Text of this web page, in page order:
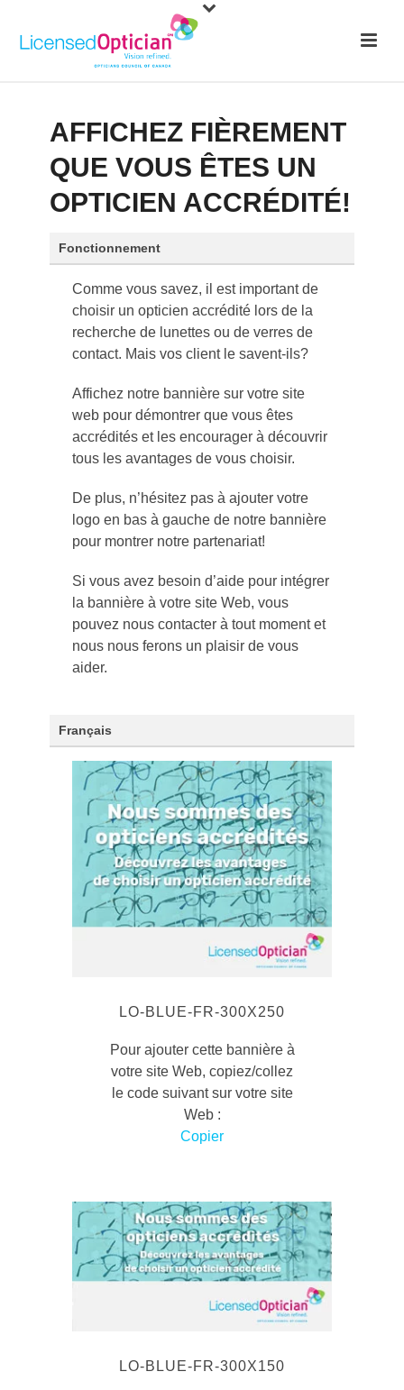
AFFICHEZ FIÈREMENT
QUE VOUS ÊTES UN
OPTICIEN ACCRÉDITÉ!
Fonctionnement
Comme vous savez, il est important de
choisir un opticien accrédité lors de la
recherche de lunettes ou de verres de
contact. Mais vos client le savent-ils?
Affichez notre bannière sur votre site
web pour démontrer que vous êtes
accrédités et les encourager à découvrir
tous les avantages de vous choisir.
De plus, n’hésitez pas à ajouter votre
logo en bas à gauche de notre bannière
pour montrer notre partenariat!
Si vous avez besoin d’aide pour intégrer
la bannière à votre site Web, vous
pouvez nous contacter à tout moment et
nous nous ferons un plaisir de vous
aider.
Français
LO-BLUE-FR-300X250
Pour ajouter cette bannière à
votre site Web, copiez/collez
le code suivant sur votre site
Web :
Copier
LO-BLUE-FR-300X150